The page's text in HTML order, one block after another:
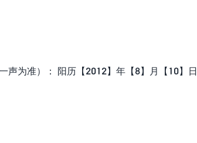
声为准）： 阳历【2012】年【8】月【10】日